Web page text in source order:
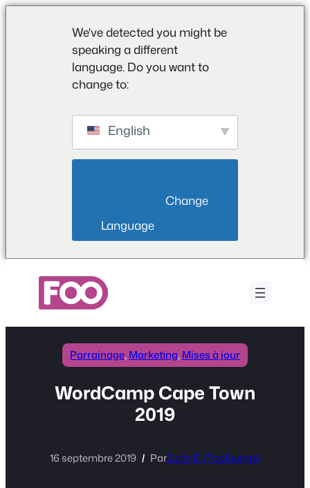
We've detected you might be
speaking a different
language. Do you want to
change to:
English
Language
Parrainage, Marketing, Mises à jour
WordCamp Cape Town
2019
16 septembre 2019 ParColin D (FooEvents)